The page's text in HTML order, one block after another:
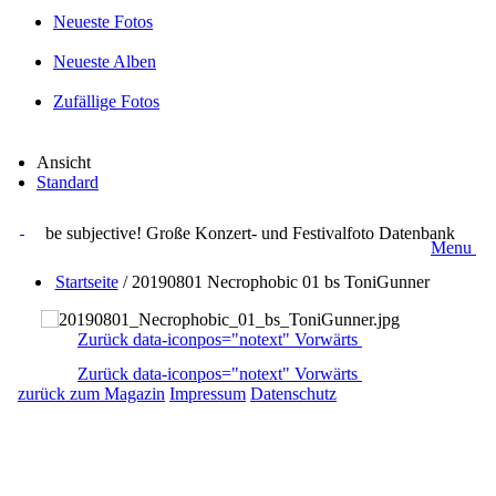
Neueste Fotos
Neueste Alben
Zufällige Fotos
Ansicht
Standard
be subjective! Große Konzert- und Festivalfoto Datenbank
Menu
Startseite/ 20190801 Necrophobic 01 bs ToniGunner
Zurück data-iconpos="notext" Vorwärts
Zurück data-iconpos="notext" Vorwärts
zurück zum Magazin Impressum Datenschutz